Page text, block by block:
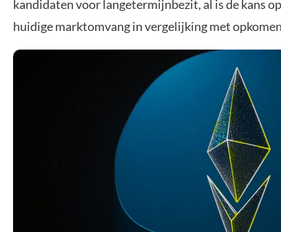
kandidaten voor langetermijnbezit, al is de kans
huidige marktomvang in vergelijking met